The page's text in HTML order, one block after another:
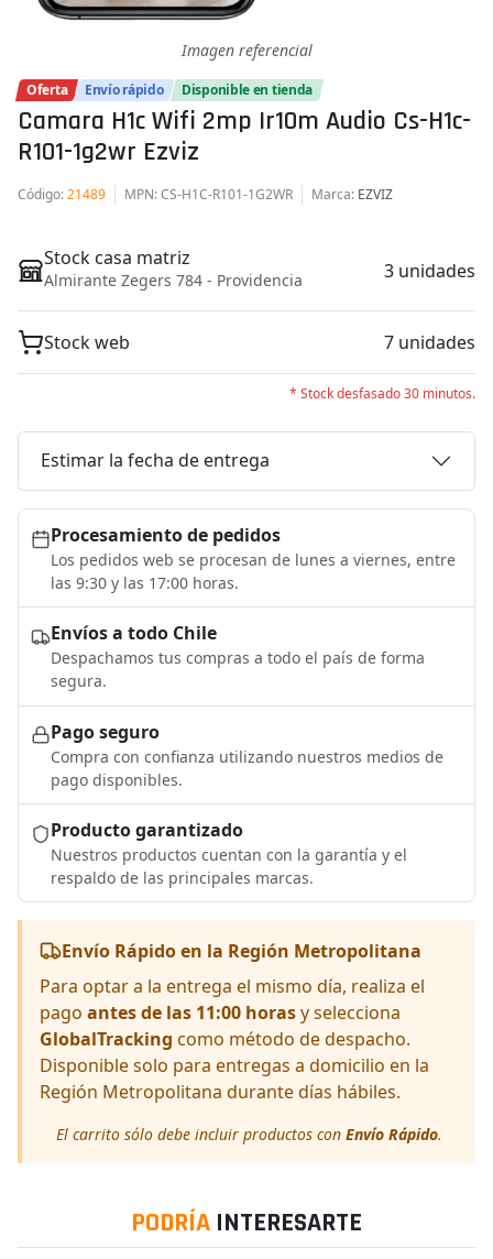
Imagen referencial
Oferta Envío rápido Disponible en tienda
Camara H1c Wifi 2mp Ir10m Audio Cs-H1c-
R101-1g2wr Ezviz
Código:21489 MPN: CS-H1C-R101-1G2WR Marca: EZVIZ
Stock casa matriz
Almirante Zegers 784 - Providencia 3 unidades
Stock web 7 unidades
* Stock desfasado 30 minutos.
Estimar la fecha de entrega
Procesamiento de pedidos
Los pedidos web se procesan de lunes a viernes, entre
las 9:30 y las 17:00 horas.
Envíos a todo Chile
Despachamos tus compras a todo el país de forma
segura.
Pago seguro
Compra con confianza utilizando nuestros medios de
pago disponibles.
Producto garantizado
Nuestros productos cuentan con la garantía y el
respaldo de las principales marcas.
Envío Rápido en la Región Metropolitana
Para optar a la entrega el mismo día, realiza el
pago antes de las 11:00 horasy selecciona
GlobalTracking como método de despacho.
Disponible solo para entregas a domicilio en la
Región Metropolitana durante días hábiles.
El carrito sólo debe incluir productos con Envío Rápido.
PODRÍA INTERESARTE